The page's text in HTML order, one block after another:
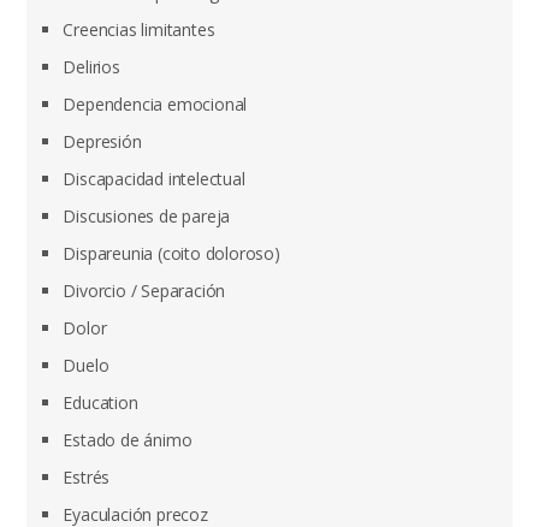
Creencias limitantes
Delirios
Dependencia emocional
Depresión
Discapacidad intelectual
Discusiones de pareja
Dispareunia (coito doloroso)
Divorcio / Separación
Dolor
Duelo
Education
Estado de ánimo
Estrés
Eyaculación precoz